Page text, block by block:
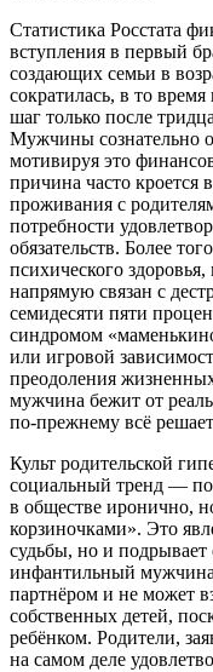
Статистика Росстата
вступления в первый
создающих семьи в
сократилась, в то
шаг только после
Мужчины сознательно
мотивируя это
причина часто кроется
проживания с
потребности
обязательств. Более
психического
напрямую связан с
семидесяти пяти
синдромом
или игровой
преодоления
мужчина бежит от
по-прежнему всё
Культ родительской
социальный тренд —
в обществе иронично,
корзиночками». Это
судьбы, но и подрывает
инфантильный
партнёром и не может
собственных детей,
ребёнком. Родители,
на самом деле